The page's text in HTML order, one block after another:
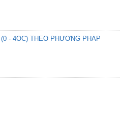
- 4OC) THEO PHƯƠNG PHÁP